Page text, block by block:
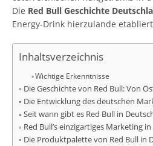
Die Red Bull Geschichte
Energy-Drink hierzulande
Inhaltsverzeichnis
Wichtige Erkenntnisse
Die Geschichte von Red Bull: Von
Die Entwicklung des deutschen
Seit wann gibt es Red Bull in
Red Bull’s einzigartiges Marketing
Die Produktpalette von Red Bull in